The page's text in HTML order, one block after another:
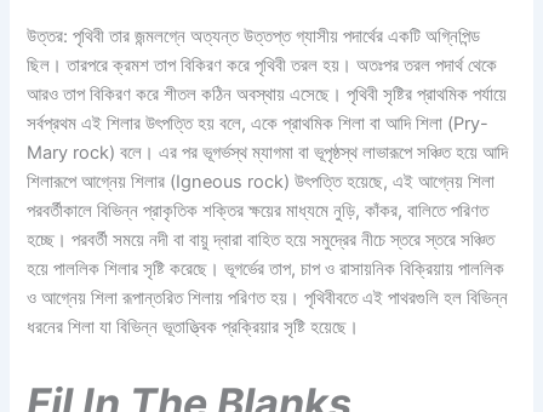
উত্তর: পৃথিবী তার জন্মলগ্নে অত্যন্ত উত্তপ্ত গ্যাসীয় পদার্থের একটি অগ্নিপিন্ড
ছিল। তারপরে ক্রমশ তাপ বিকিরণ করে পৃথিবী তরল হয়। অতঃপর তরল পদার্থ থেকে
আরও তাপ বিকিরণ করে শীতল কঠিন অবস্থায় এসেছে। পৃথিবী সৃষ্টির প্রাথমিক পর্যায়ে
সর্বপ্রথম এই শিলার উৎপত্তি হয় বলে, একে প্রাথমিক শিলা বা আদি শিলা (Pry-
Mary rock) বলে। এর পর ভূগর্ভস্থ ম্যাগমা বা ভূপৃষ্ঠস্থ লাভারূপে সঞ্চিত হয়ে আদি
শিলারূপে আগ্নেয় শিলার (Igneous rock) উৎপত্তি হয়েছে, এই আগ্নেয় শিলা
পরবর্তীকালে বিভিন্ন প্রাকৃতিক শক্তির ক্ষয়ের মাধ্যমে নুড়ি, কাঁকর, বালিতে পরিণত
হচ্ছে। পরবর্তী সময়ে নদী বা বায়ু দ্বারা বাহিত হয়ে সমুদ্রের নীচে স্তরে স্তরে সঞ্চিত
হয়ে পাললিক শিলার সৃষ্টি করেছে। ভূগর্ভের তাপ, চাপ ও রাসায়নিক বিক্রিয়ায় পাললিক
ও আগ্নেয় শিলা রূপান্তরিত শিলায় পরিণত হয়। পৃথিবীবতে এই পাথরগুলি হল বিভিন্ন
ধরনের শিলা যা বিভিন্ন ভূতাত্ত্বিক প্রক্রিয়ার সৃষ্টি হয়েছে।